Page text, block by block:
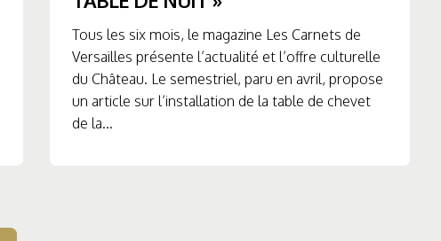
Tous les six mois, le magazine Les Carnets de
Versailles présente l’actualité et l’offre culturelle
du Château. Le semestriel, paru en avril, propose
un article sur l’installation de la table de chevet
de la...